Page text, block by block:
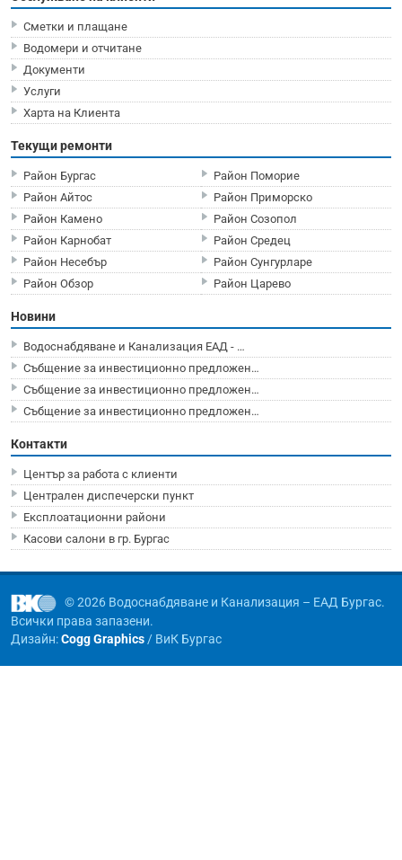
Сметки и плащане
Водомери и отчитане
Документи
Услуги
Харта на Клиента
Текущи ремонти
Район Бургас
Район Айтос
Район Камено
Район Карнобат
Район Несебър
Район Обзор
Район Поморие
Район Приморско
Район Созопол
Район Средец
Район Сунгурларе
Район Царево
Новини
Водоснабдяване и Канализация ЕАД - …
Събщение за инвестиционно предложен…
Събщение за инвестиционно предложен…
Събщение за инвестиционно предложен…
Контакти
Център за работа с клиенти
Централен диспечерски пункт
Експлоатационни райони
Касови салони в гр. Бургас
© 2026 Водоснабдяване и Канализация – ЕАД Бургас.
Всички права запазени.
Дизайн:Cogg Graphics/ ВиК Бургас